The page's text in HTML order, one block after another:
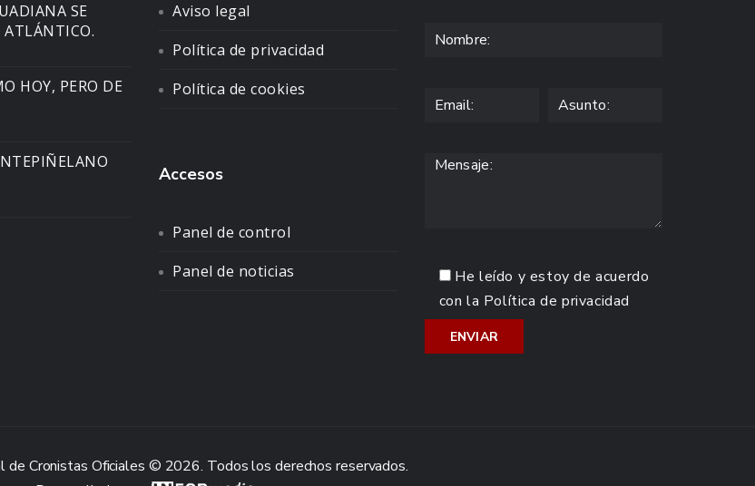
SE
ATLÁNTICO.
HOY, PERO DE
Aviso legal
Política de privacidad
Política de cookies
Accesos
Panel de control
Panel de noticias
He leído y estoy de acuerdo
con la Política de privacidad
de Cronistas Oficiales © 2026. Todos los derechos reservados.